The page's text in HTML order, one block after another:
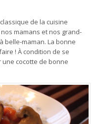
de la cuisine
mamans et nos grand-
belle-maman. La bonne
! À condition de se
une cocotte de bonne